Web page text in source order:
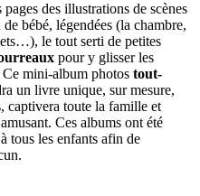
des illustrations de scènes
bébé, légendées (la chambre,
le tout serti de petites
pour y glisser les
Ce mini-album photos tout-
un livre unique, sur mesure,
captivera toute la famille et
Ces albums ont été
tous les enfants afin de